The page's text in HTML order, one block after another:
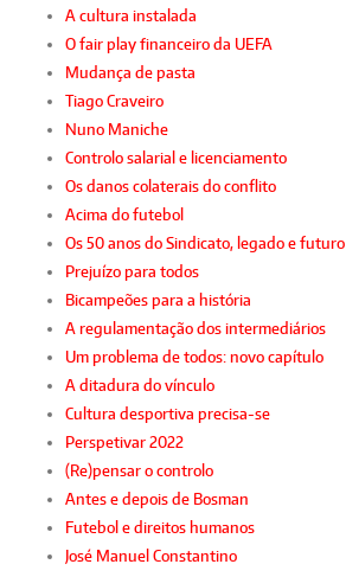
A cultura instalada
O fair play financeiro da UEFA
Mudança de pasta
Tiago Craveiro
Nuno Maniche
Controlo salarial e licenciamento
Os danos colaterais do conflito
Acima do futebol
Os 50 anos do Sindicato, legado e futuro
Prejuízo para todos
Bicampeões para a história
A regulamentação dos intermediários
Um problema de todos: novo capítulo
A ditadura do vínculo
Cultura desportiva precisa-se
Perspetivar 2022
(Re)pensar o controlo
Antes e depois de Bosman
Futebol e direitos humanos
José Manuel Constantino